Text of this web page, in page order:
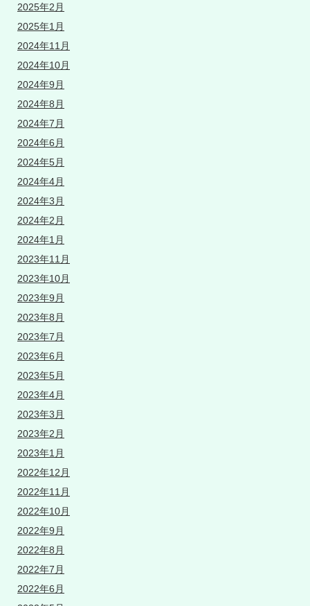
2025年2月
2025年1月
2024年11月
2024年10月
2024年9月
2024年8月
2024年7月
2024年6月
2024年5月
2024年4月
2024年3月
2024年2月
2024年1月
2023年11月
2023年10月
2023年9月
2023年8月
2023年7月
2023年6月
2023年5月
2023年4月
2023年3月
2023年2月
2023年1月
2022年12月
2022年11月
2022年10月
2022年9月
2022年8月
2022年7月
2022年6月